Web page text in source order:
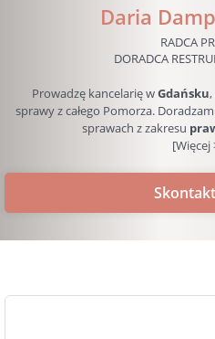
Daria
RADCA
DORADCA
Prowadzę kancelarię wGdańsku
sprawy z całego Pomorza.
sprawach z zakresu
[Więcej